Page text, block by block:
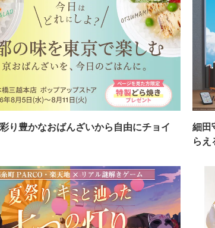
り豊かなおばんざいから自由にチョイ
細田
らえ